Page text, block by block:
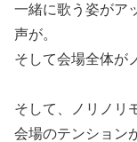
一緒に歌う姿がア
声が。
そして会場全体が
そして、ノリノリ
会場のテンション